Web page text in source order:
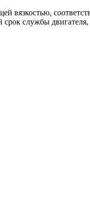
вязкостью,
срок службы